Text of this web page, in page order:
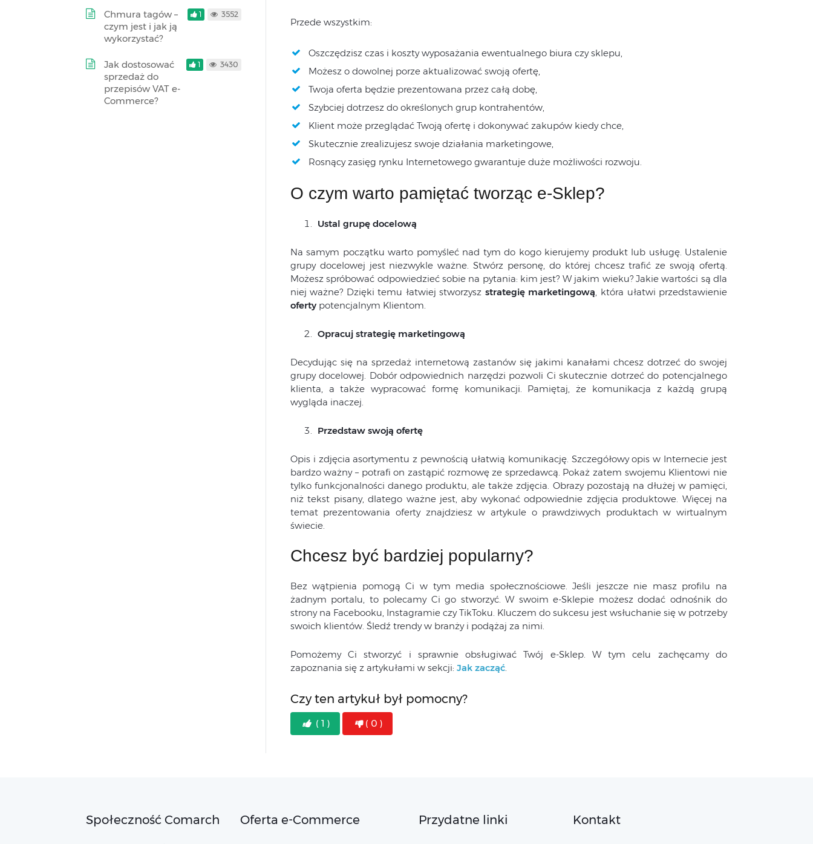
Przede wszystkim:
Oszczędzisz czas i koszty wyposażania ewentualnego biura czy sklepu,
Możesz o dowolnej porze aktualizować swoją ofertę,
Twoja oferta będzie prezentowana przez całą dobę,
Szybciej dotrzesz do określonych grup kontrahentów,
Klient może przeglądać Twoją ofertę i dokonywać zakupów kiedy chce,
Skutecznie zrealizujesz swoje działania marketingowe,
Rosnący zasięg rynku Internetowego gwarantuje duże możliwości rozwoju.
O czym warto pamiętać tworząc e-Sklep?
Ustal grupę docelową
Na samym początku warto pomyśleć nad tym do kogo kierujemy produkt lub usługę. Ustalenie
grupy docelowej jest niezwykle ważne. Stwórz personę, do której chcesz trafić ze swoją ofertą.
Możesz spróbować odpowiedzieć sobie na pytania: kim jest? W jakim wieku? Jakie wartości są dla
niej ważne? Dzięki temu łatwiej stworzysz strategię marketingową , która ułatwi przedstawienie
ofertypotencjalnym Klientom.
Opracuj strategię marketingową
Decydując się na sprzedaż internetową zastanów się jakimi kanałami chcesz dotrzeć do swojej
grupy docelowej. Dobór odpowiednich narzędzi pozwoli Ci skutecznie dotrzeć do potencjalnego
klienta, a także wypracować formę komunikacji. Pamiętaj, że komunikacja z każdą grupą
wygląda inaczej.
Przedstaw swoją ofertę
Opis i zdjęcia asortymentu z pewnością ułatwią komunikację. Szczegółowy opis w Internecie jest
bardzo ważny – potrafi on zastąpić rozmowę ze sprzedawcą. Pokaż zatem swojemu Klientowi nie
tylko funkcjonalności danego produktu, ale także zdjęcia. Obrazy pozostają na dłużej w pamięci,
niż tekst pisany, dlatego ważne jest, aby wykonać odpowiednie zdjęcia produktowe. Więcej na
temat prezentowania oferty znajdziesz w artykule o prawdziwych produktach w wirtualnym
świecie.
Chcesz być bardziej popularny?
Bez wątpienia pomogą Ci w tym media społecznościowe. Jeśli jeszcze nie masz profilu na
żadnym portalu, to polecamy Ci go stworzyć. W swoim e-Sklepie możesz dodać odnośnik do
strony na Facebooku, Instagramie czy TikToku. Kluczem do sukcesu jest wsłuchanie się w potrzeby
swoich klientów. Śledź trendy w branży i podążaj za nimi.
Pomożemy Ci stworzyć i sprawnie obsługiwać Twój e-Sklep. W tym celu zachęcamy do
zapoznania się z artykułami w sekcji: Jak zacząć.
Czy ten artykuł był pomocny?
( 1 ) ( 0 )
Chmura tagów –
czym jest i jak ją
wykorzystać?
1 3552
Jak dostosować
sprzedaż do
przepisów VAT e-
Commerce?
1 3430
Społeczność Comarch Oferta e-Commerce Przydatne linki Kontakt